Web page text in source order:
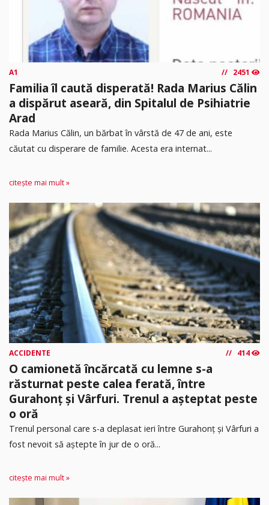
A1 2451
Familia îl caută disperată! Rada Marius Călin
a dispărut aseară, din Spitalul de Psihiatrie
Arad
Rada Marius Călin, un bărbat în vârstă de 47 de ani, este
căutat cu disperare de familie. Acesta era internat...
citește mai mult »
ACCIDENTE 414
O camionetă încărcată cu lemne s-a
răsturnat peste calea ferată, între
Gurahonț și Vârfuri. Trenul a așteptat peste
o oră
Trenul personal care s-a deplasat ieri între Gurahonț și Vârfuri a
fost nevoit să aștepte în jur de o oră...
citește mai mult »